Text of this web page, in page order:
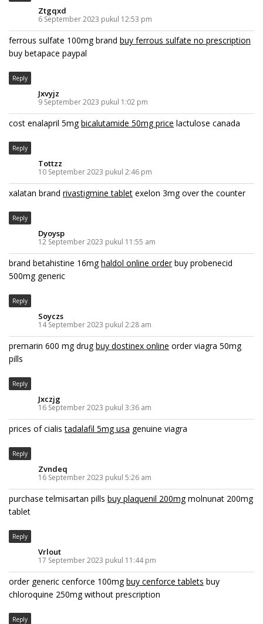
Ztgqxd
6 September 2023 pukul 12:53 pm
ferrous sulfate 100mg brand buy ferrous sulfate no prescription
buy betapace paypal
Reply
Jxvyjz
9 September 2023 pukul 1:02 pm
cost enalapril 5mgbicalutamide 50mg price lactulose canada
Reply
Tottzz
10 September 2023 pukul 2:46 pm
xalatan brand rivastigmine tablet exelon 3mg over the counter
Reply
Dyoysp
12 September 2023 pukul 11:55 am
brand betahistine 16mghaldol online orderbuy probenecid
500mg generic
Reply
Soyczs
14 September 2023 pukul 2:28 am
premarin 600 mg drugbuy dostinex online order viagra 50mg
pills
Reply
Jxczjg
16 September 2023 pukul 3:36 am
prices of cialistadalafil 5mg usa genuine viagra
Reply
Zvndeq
16 September 2023 pukul 5:26 am
purchase telmisartan pills buy plaquenil 200mgmolnunat 200mg
tablet
Reply
Vrlout
17 September 2023 pukul 11:44 pm
order generic cenforce 100mgbuy cenforce tablets buy
chloroquine 250mg without prescription
Reply